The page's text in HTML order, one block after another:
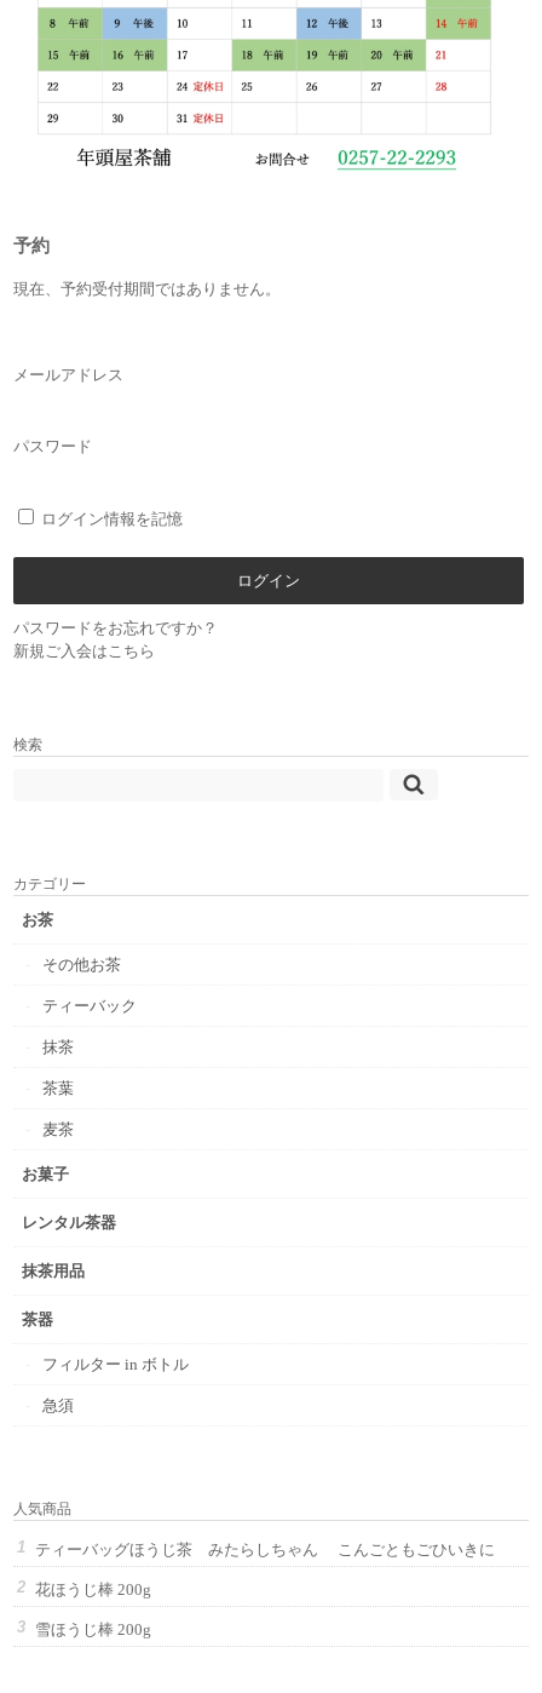
予約
現在、予約受付期間ではありません。
メールアドレス
パスワード
ログイン情報を記憶
パスワードをお忘れですか？
新規ご入会はこちら
検索
カテゴリー
お茶
その他お茶
ティーバック
抹茶
茶葉
麦茶
お菓子
レンタル茶器
抹茶用品
茶器
フィルター in ボトル
急須
人気商品
ティーバッグほうじ茶 みたらしちゃん こんごともごひいきに
花ほうじ棒 200g
雪ほうじ棒 200g